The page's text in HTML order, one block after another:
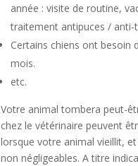
année : visite de routine,
traitement antipuces / anti-
Certains chiens ont besoin
mois.
etc.
Votre animal tombera peut-
chez le vétérinaire peuvent
lorsque votre animal vieillit,
non négligeables. A titre